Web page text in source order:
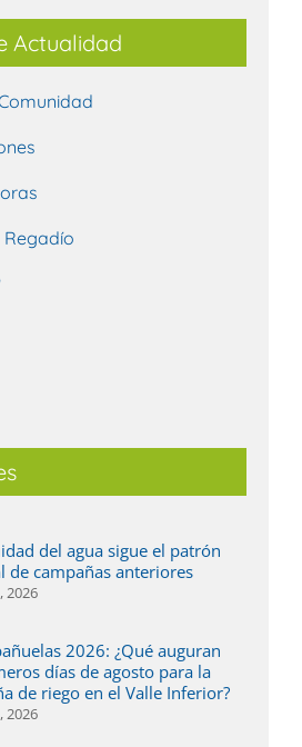
Actualidad
del agua sigue el patrón
de campañas anteriores
2026
2026: ¿Qué auguran
días de agosto para la
de riego en el Valle Inferior?
2026